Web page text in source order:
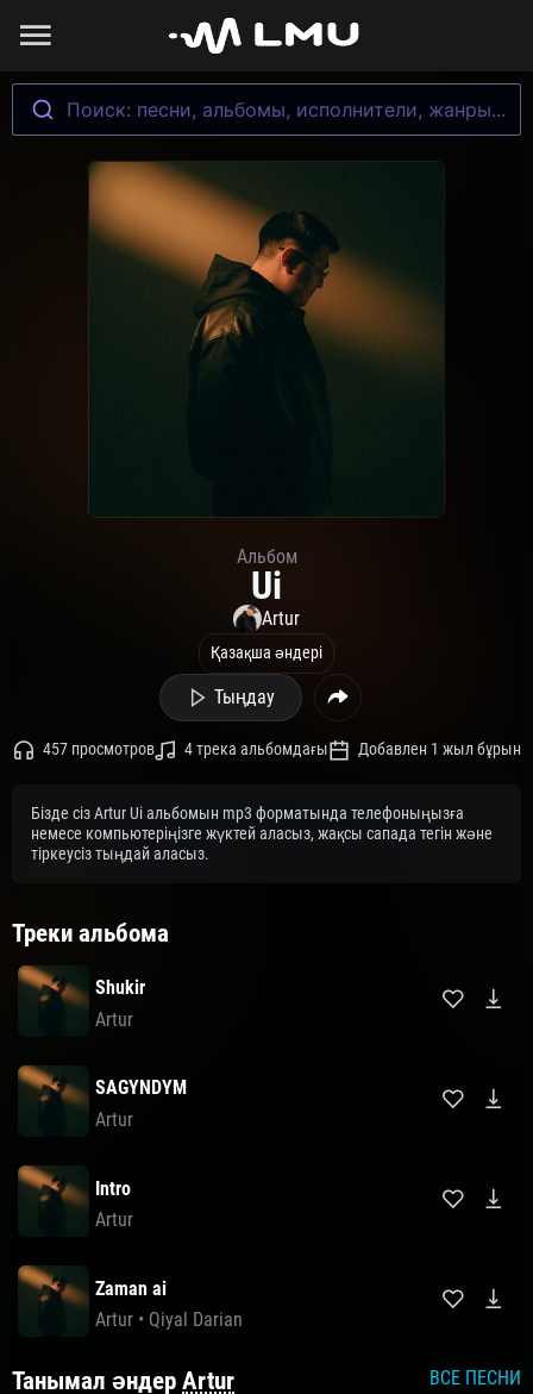
Поиск: песни, альбомы, исполнители, жанры...
Альбом
Ui
Artur
Қазақша әндері
Тыңдау
457 просмотров 4 трека альбомдағы Добавлен 1 жыл бұрын
Бізде сіз Artur Ui альбомын mp3 форматында телефоныңызға
немесе компьютеріңізге жүктей аласыз, жақсы сапада тегін және
тіркеусіз тыңдай аласыз.
Треки альбома
Shukir
Artur
SAGYNDYM
Artur
Intro
Artur
Zaman ai
Artur • Qiyal Darian
Танымал әндер Artur ВСЕ ПЕСНИ